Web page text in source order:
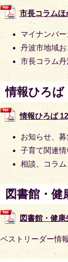
市長コラム
マイナンバ
丹波市地域
市長コラム
情報ひろば
情報ひろば
お知らせ、
子育て関連
相談、コラ
図書館・健
図書館・健
ベストリーダー情